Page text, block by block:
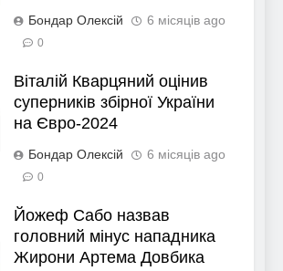
Бондар Олексій 6 місяців ago
0
Віталій Кварцяний оцінив
суперників збірної України
на Євро-2024
Бондар Олексій 6 місяців ago
0
Йожеф Сабо назвав
головний мінус нападника
Жирони Артема Довбика